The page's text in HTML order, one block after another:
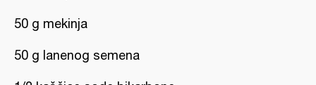
50 g mekinja
50 g lanenog semena